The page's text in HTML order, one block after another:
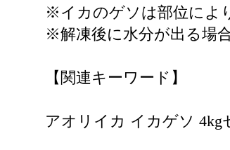
※イカのゲソは部位によ
※解凍後に水分が出る場
【関連キーワード】
アオリイカ イカゲソ 4kg